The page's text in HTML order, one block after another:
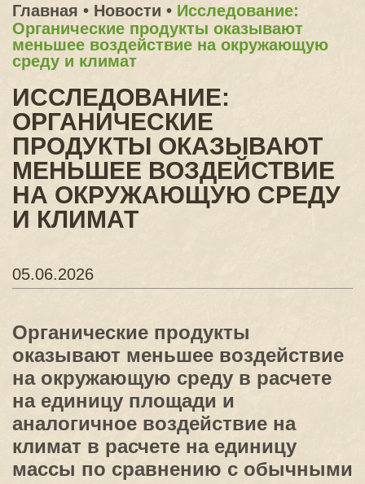
Главная • Новости • Исследование:
Органические продукты оказывают
меньшее воздействие на окружающую
среду и климат
ИССЛЕДОВАНИЕ:
ОРГАНИЧЕСКИЕ
ПРОДУКТЫ ОКАЗЫВАЮТ
МЕНЬШЕЕ ВОЗДЕЙСТВИЕ
НА ОКРУЖАЮЩУЮ СРЕДУ
И КЛИМАТ
05.06.2026
Органические продукты
оказывают меньшее воздействие
на окружающую среду в расчете
на единицу площади и
аналогичное воздействие на
климат в расчете на единицу
массы по сравнению с обычными